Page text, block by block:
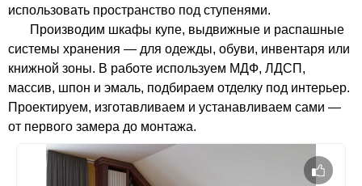
использовать пространство под ступенями.
Производим шкафы купе, выдвижные и распашные
системы хранения — для одежды, обуви, инвентаря или
книжной зоны. В работе используем МДФ, ЛДСП,
массив, шпон и эмаль, подбираем отделку под интерьер.
Проектируем, изготавливаем и устанавливаем сами —
от первого замера до монтажа.